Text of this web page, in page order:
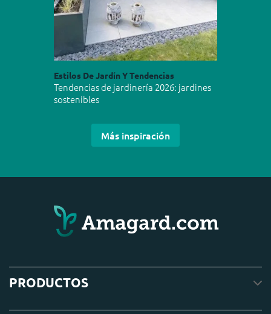
Estilos De Jardín Y Tendencias
Tendencias de jardinería 2026: jardines
sostenibles
Más inspiración
PRODUCTOS